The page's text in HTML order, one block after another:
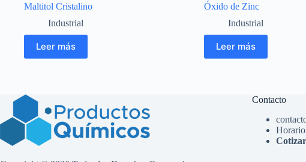
Maltitol Cristalino
Industrial
Leer más
Óxido de Zinc
Industrial
Leer más
Contacto